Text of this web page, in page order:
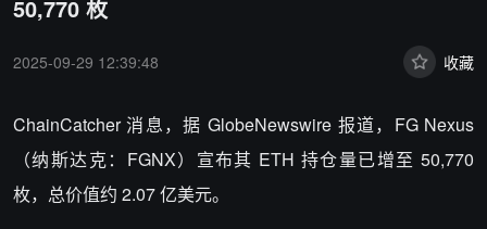
50,770 枚
2025-09-29 12:39:48 收藏
ChainCatcher 消息，据 GlobeNewswire 报道， FG Nexus
（纳斯达克：FGNX）宣布其 ETH 持仓量已增至 50,770
枚，总价值约 2.07 亿美元。